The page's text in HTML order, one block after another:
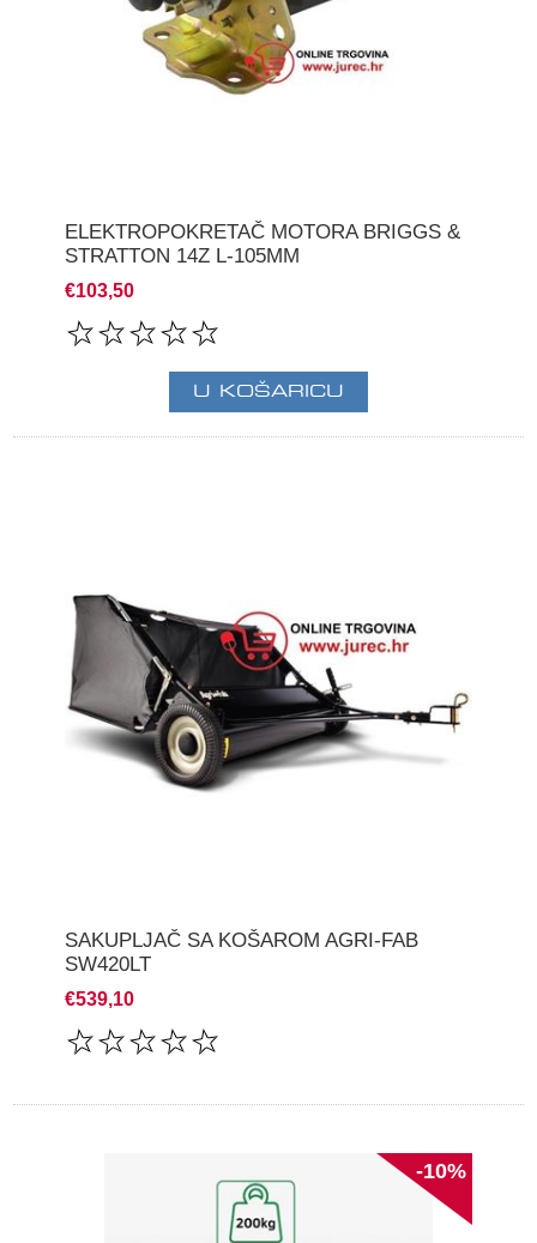
ELEKTROPOKRETAČ MOTORA BRIGGS &
STRATTON 14Z L-105MM
€103,50
SAKUPLJAČ SA KOŠAROM AGRI-FAB
SW420LT
€539,10
-10%